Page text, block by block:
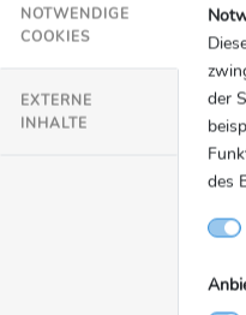
Corona und
das Fußballinteresse
Die Corona-Pandemie
NOTWENDIGE
COOKIES
EXTERNE
INHALTE
der
des